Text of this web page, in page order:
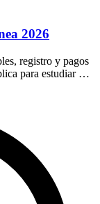
2026
registro y pagos
para estudiar una